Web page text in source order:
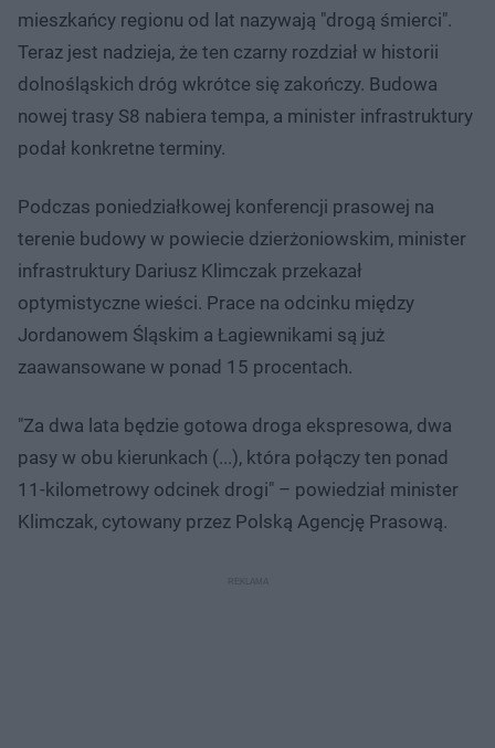
mieszkańcy regionu od lat nazywają "drogą śmierci".
Teraz jest nadzieja, że ten czarny rozdział w historii
dolnośląskich dróg wkrótce się zakończy. Budowa
nowej trasy S8 nabiera tempa, a minister infrastruktury
podał konkretne terminy.
Podczas poniedziałkowej konferencji prasowej na
terenie budowy w powiecie dzierżoniowskim, minister
infrastruktury Dariusz Klimczak przekazał
optymistyczne wieści. Prace na odcinku między
Jordanowem Śląskim a Łagiewnikami są już
zaawansowane w ponad 15 procentach.
"Za dwa lata będzie gotowa droga ekspresowa, dwa
pasy w obu kierunkach (...), która połączy ten ponad
11-kilometrowy odcinek drogi" – powiedział minister
Klimczak, cytowany przez Polską Agencję Prasową.